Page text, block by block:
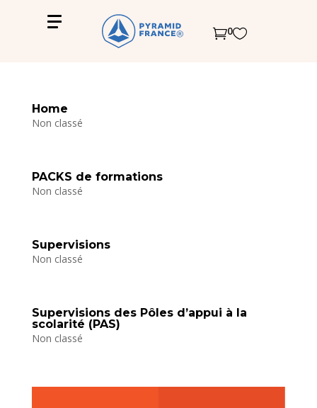
0
Home
Non classé
PACKS de formations
Non classé
Supervisions
Non classé
Supervisions des Pôles d’appui à la
scolarité (PAS)
Non classé